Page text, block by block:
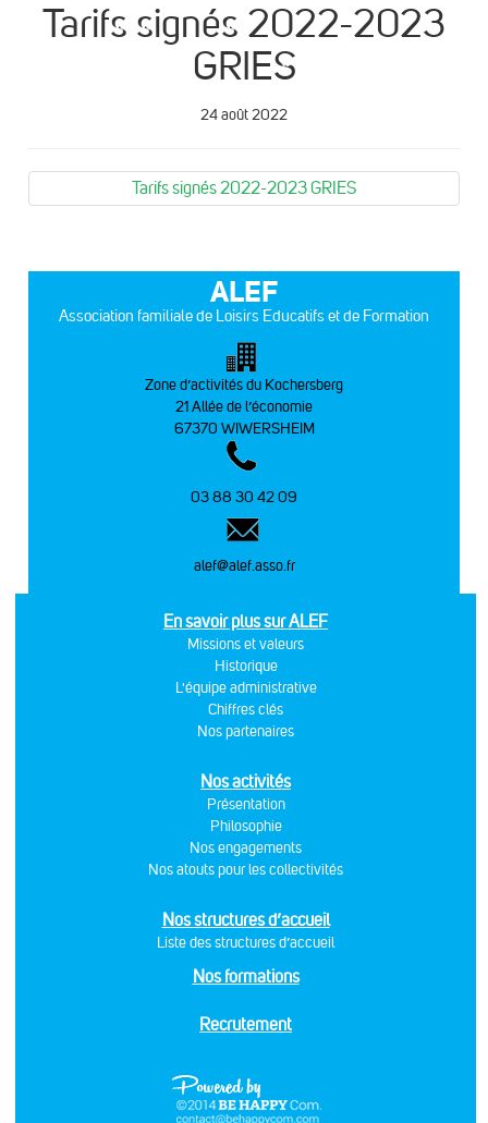
Tarifs signés 2022-2023
GRIES
24 août 2022
Tarifs signés 2022-2023 GRIES
ALEF
Association familiale de Loisirs Educatifs et de Formation
Zone d’activités du Kochersberg
21 Allée de l’économie
67370 WIWERSHEIM
03 88 30 42 09
alef@alef.asso.fr
En savoir plus sur ALEF
Missions et valeurs
Historique
L'équipe administrative
Chiffres clés
Nos partenaires
Nos activités
Présentation
Philosophie
Nos engagements
Nos atouts pour les collectivités
Nos structures d’accueil
Liste des structures d’accueil
Nos formations
Recrutement